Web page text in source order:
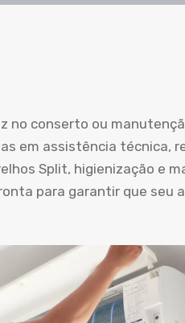
no conserto ou
em assistência técnica,
Split, higienização e
para garantir que seu